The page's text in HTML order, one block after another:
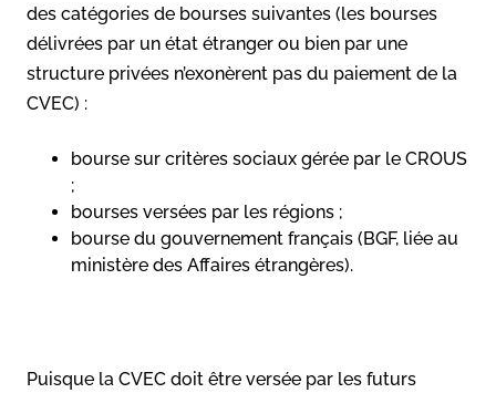
des catégories de bourses suivantes (les bourses
délivrées par un état étranger ou bien par une
structure privées n’exonèrent pas du paiement de la
CVEC) :
bourse sur critères sociaux gérée par le CROUS
;
bourses versées par les régions ;
bourse du gouvernement français (BGF, liée au
ministère des Affaires étrangères).
Puisque la CVEC doit être versée par les futurs